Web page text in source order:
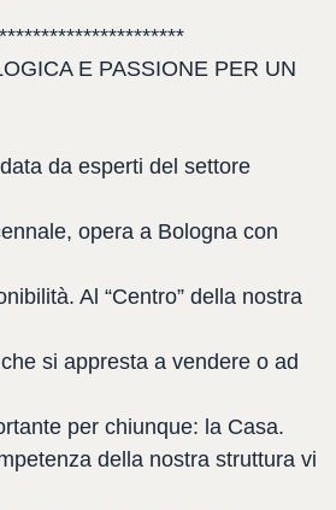
E PASSIONE PER UN
da esperti del settore
opera a Bologna con
Al “Centro” della nostra
si appresta a vendere o ad
per chiunque: la Casa.
della nostra struttura vi